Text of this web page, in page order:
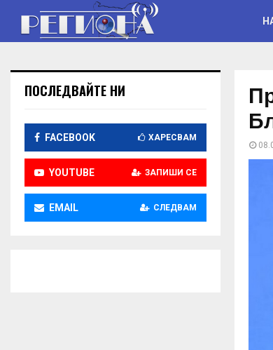
ПОСЛЕДВАЙТЕ НИ
FACEBOOK ХАРЕСВАМ
YOUTUBE ЗАПИШИ СЕ
EMAIL СЛЕДВАМ